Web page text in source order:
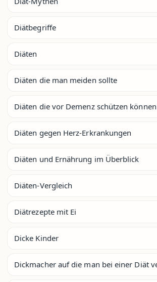
Diätbegriffe
Diäten
Diäten die man meiden sollte
Diäten die vor Demenz schützen können
Diäten gegen Herz-Erkrankungen
Diäten und Ernährung im Überblick
Diäten-Vergleich
Diätrezepte mit Ei
Dicke Kinder
Dickmacher auf die man bei einer Diät